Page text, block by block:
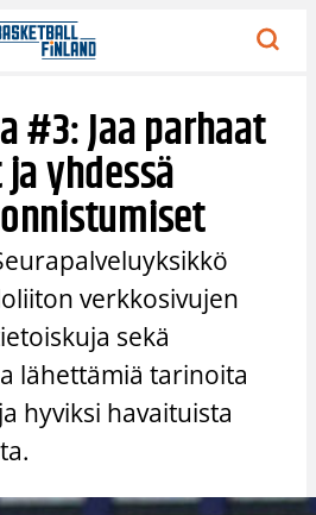
#3: Jaa parhaat
yhdessä
verkkosivujen
sekä
lähettämiä tarinoita
hyviksi havaituista